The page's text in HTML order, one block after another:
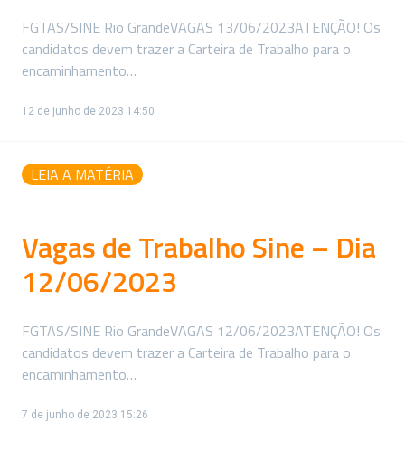
FGTAS/SINE Rio GrandeVAGAS 13/06/2023ATENÇÃO! Os
candidatos devem trazer a Carteira de Trabalho para o
encaminhamento…
12 de junho de 2023 14:50
LEIA A MATÉRIA
Vagas de Trabalho Sine – Dia
12/06/2023
FGTAS/SINE Rio GrandeVAGAS 12/06/2023ATENÇÃO! Os
candidatos devem trazer a Carteira de Trabalho para o
encaminhamento…
7 de junho de 2023 15:26